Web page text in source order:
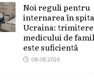
Noi reguli pentru
internarea în
Ucraina:
medicului de
este suficientă
08.08.2026